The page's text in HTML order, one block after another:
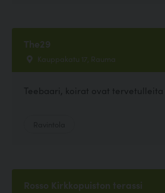
The29
Kauppakatu 17, Rauma
Teebaari, koirat ovat tervetulleita
Rosso Kirkkopuiston terassi